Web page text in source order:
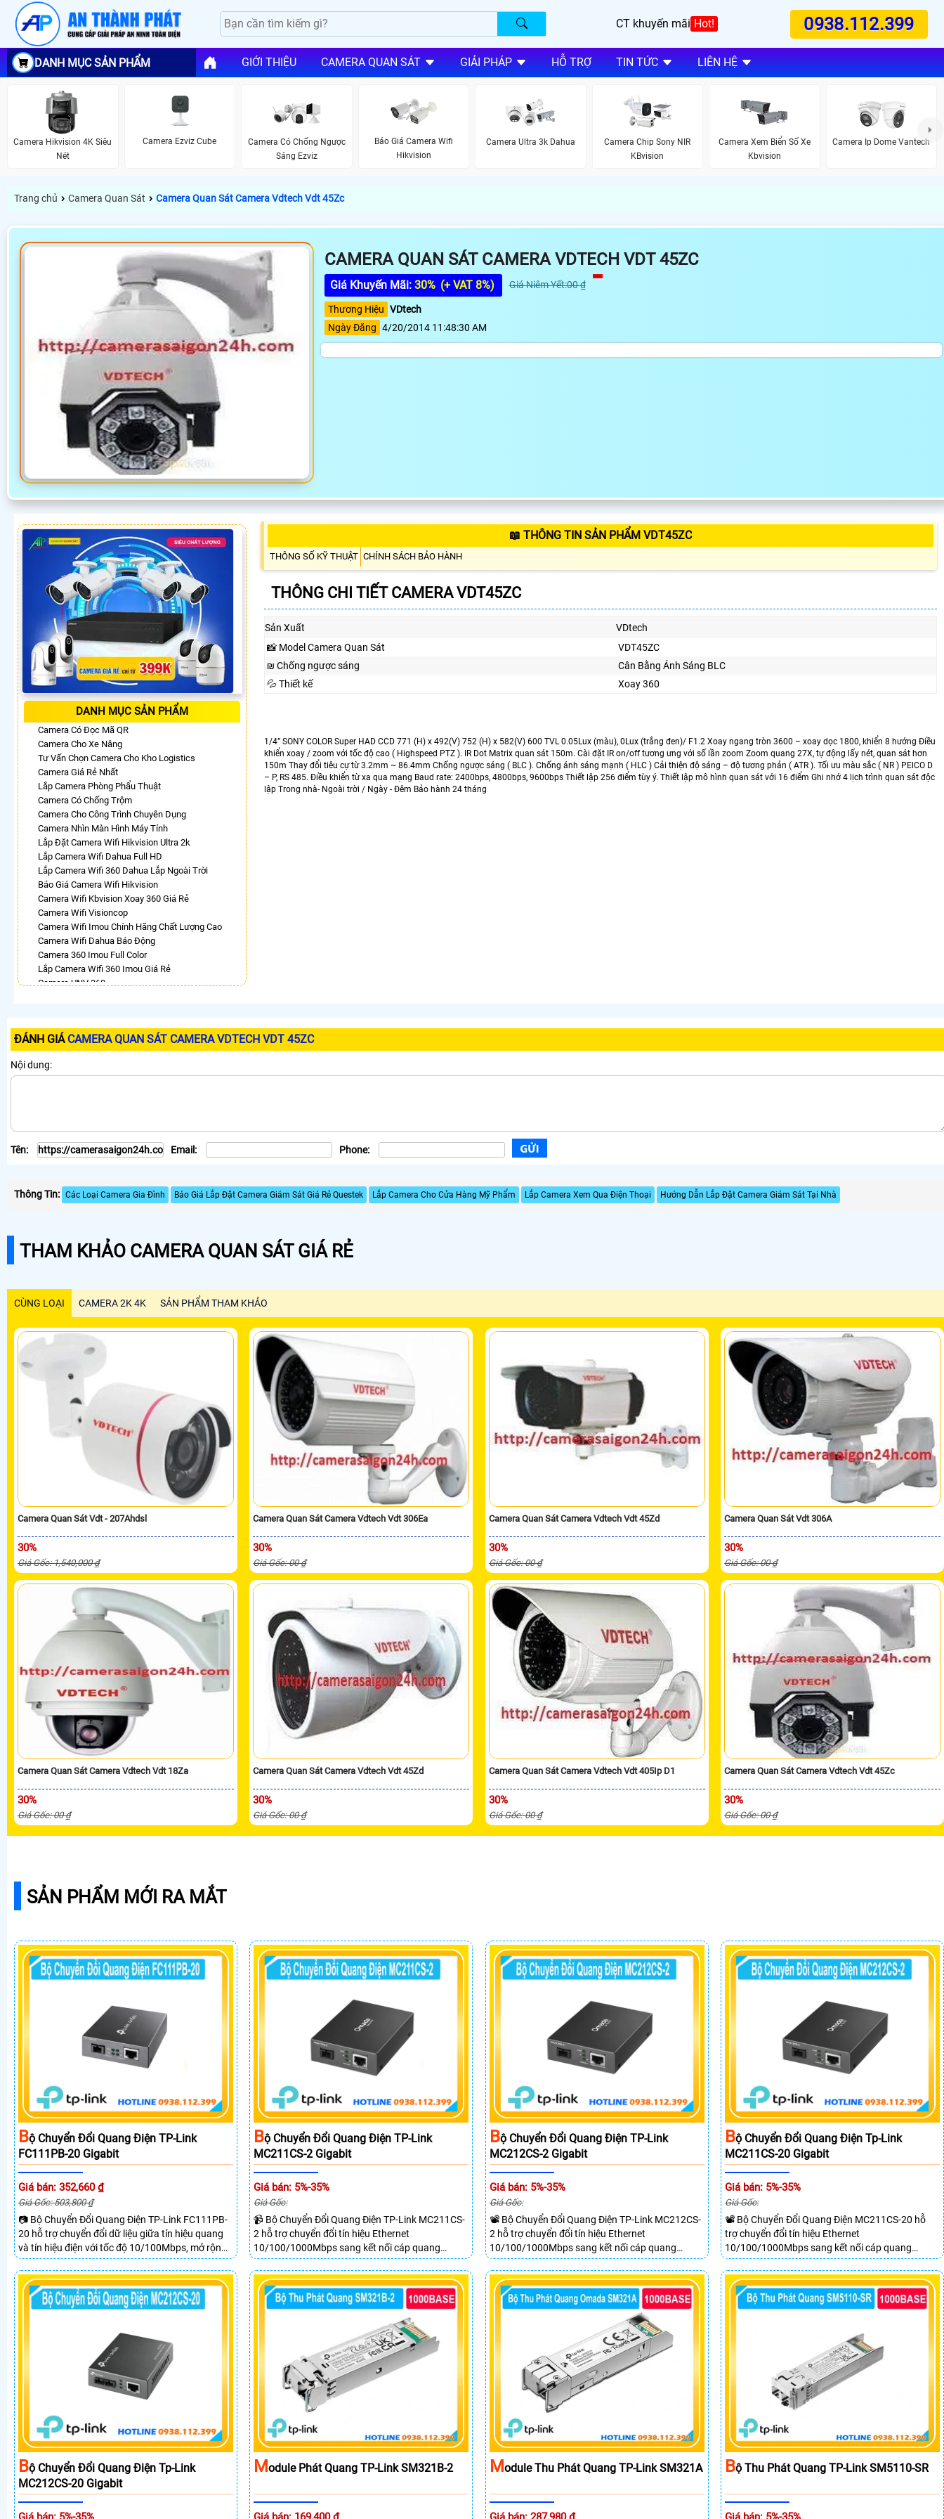
CT khuyến mãi Hot! 0938.112.399
DANH MỤC SẢN PHẨM GIỚI THIỆU CAMERA QUAN SÁT GIẢI PHÁP HỖ TRỢ TIN TỨC LIÊN HỆ
Camera Hikvision 4K Siêu
Nét
Camera Ezviz Cube
Camera Có Chống Ngược
Sáng Ezviz
Báo Giá Camera Wifi
Hikvision
Camera Ultra 3k Dahua
Camera Chip Sony NIR
KBvision
Camera Xem Biển Số Xe
Kbvision
Camera Ip Dome Vantech
Trang chủ › Camera Quan Sát › Camera Quan Sát Camera Vdtech Vdt 45Zc
CAMERA QUAN SÁT CAMERA VDTECH VDT 45ZC
Giá Khuyến Mãi: 30% (+ VAT 8%) Giá Niêm Yết:00 ₫
Thương Hiệu VDtech
Ngày Đăng 4/20/2014 11:48:30 AM
DANH MỤC SẢN PHẨM
Camera Có Đọc Mã QR
Camera Cho Xe Nâng
Tư Vấn Chọn Camera Cho Kho Logistics
Camera Giá Rẻ Nhất
Lắp Camera Phòng Phẩu Thuật
Camera Có Chống Trộm
Camera Cho Công Trình Chuyên Dụng
Camera Nhìn Màn Hình Máy Tính
Lắp Đặt Camera Wifi Hikvision Ultra 2k
Lắp Camera Wifi Dahua Full HD
Lắp Camera Wifi 360 Dahua Lắp Ngoài Trời
Báo Giá Camera Wifi Hikvision
Camera Wifi Kbvision Xoay 360 Giá Rẻ
Camera Wifi Visioncop
Camera Wifi Imou Chính Hãng Chất Lượng Cao
Camera Wifi Dahua Báo Động
Camera 360 Imou Full Color
Lắp Camera Wifi 360 Imou Giá Rẻ
Camera UNV 360
Camera Ip 360 Kbvision
Lắp Camera Wifi Giá Rẻ Chính Hãng
📖 THÔNG TIN SẢN PHẨM VDT45ZC
THÔNG SỐ KỸ THUẬT CHÍNH SÁCH BẢO HÀNH
THÔNG CHI TIẾT CAMERA VDT45ZC
Sản Xuất
VDtech
📸 Model Camera Quan Sát
VDT45ZC
₪ Chống ngược sáng
Cân Bằng Ánh Sáng BLC
💦 Thiết kế
Xoay 360
1/4” SONY COLOR Super HAD CCD 771 (H) x 492(V) 752 (H) x 582(V) 600 TVL 0.05Lux (màu), 0Lux (trắng đen)/ F1.2 Xoay ngang tròn 3600 – xoay dọc 1800, khiển 8 hướng Điều
khiển xoay / zoom với tốc độ cao ( Highspeed PTZ ). IR Dot Matrix quan sát 150m. Cài đặt IR on/off tương ưng với số lần zoom Zoom quang 27X, tự động lấy nét, quan sát hơn
150m Thay đổi tiêu cự từ 3.2mm ~ 86.4mm Chống ngược sáng ( BLC ). Chống ánh sáng mạnh ( HLC ) Cải thiện độ sáng – độ tương phản ( ATR ). Tối ưu màu sắc ( NR ) PElCO D
– P, RS 485. Điều khiển từ xa qua mạng Baud rate: 2400bps, 4800bps, 9600bps Thiết lập 256 điểm tùy ý. Thiết lập mô hình quan sát với 16 điểm Ghi nhớ 4 lịch trình quan sát độc
lập Trong nhà- Ngoài trời / Ngày - Đêm Bảo hành 24 tháng
ĐÁNH GIÁ CAMERA QUAN SÁT CAMERA VDTECH VDT 45ZC
Nội dung:
Tên: Email: Phone:
Thông Tin: Các Loại Camera Gia Đình Báo Giá Lắp Đặt Camera Giám Sát Giá Rẻ Questek Lắp Camera Cho Cửa Hàng Mỹ Phẩm Lắp Camera Xem Qua Điện Thoại Hướng Dẫn Lắp Đặt Camera Giám Sát Tại Nhà
THAM KHẢO CAMERA QUAN SÁT GIÁ RẺ
CÙNG LOẠI CAMERA 2K 4K SẢN PHẨM THAM KHẢO
Camera Quan Sát Vdt - 207Ahdsl
30%
Giá Gốc: 1,540,000 ₫
Camera Quan Sát Camera Vdtech Vdt 306Ea
30%
Giá Gốc: 00 ₫
Camera Quan Sát Camera Vdtech Vdt 45Zd
30%
Giá Gốc: 00 ₫
Camera Quan Sát Vdt 306A
30%
Giá Gốc: 00 ₫
Camera Quan Sát Camera Vdtech Vdt 18Za
30%
Giá Gốc: 00 ₫
Camera Quan Sát Camera Vdtech Vdt 45Zd
30%
Giá Gốc: 00 ₫
Camera Quan Sát Camera Vdtech Vdt 405Ip D1
30%
Giá Gốc: 00 ₫
Camera Quan Sát Camera Vdtech Vdt 45Zc
30%
Giá Gốc: 00 ₫
SẢN PHẨM MỚI RA MẮT
BỘ Chuyển Đổi Quang Điện TP-Link
FC111PB-20 Gigabit
Giá bán: 352,660 ₫
Giá Gốc: 503,800 ₫
📷 Bộ Chuyển Đổi Quang Điện TP-Link FC111PB-
20 hỗ trợ chuyển đổi dữ liệu giữa tín hiệu quang
và tín hiệu điện với tốc độ 10/100Mbps, mở rộng
khoảng cách truyền lên đến 20km. Công nghệ
WDM cho phép truyền nhận dữ liệu trên một sợi
quang.
BỘ Chuyển Đổi Quang Điện TP-Link
MC211CS-2 Gigabit
Giá bán: 5%-35%
Giá Gốc:
📹 Bộ Chuyển Đổi Quang Điện TP-Link MC211CS-
2 hỗ trợ chuyển đổi tín hiệu Ethernet
10/100/1000Mbps sang kết nối cáp quang
Gigabit Single Mode SC WDM hai chiều. Trang bị 1
cổng RJ45 Gigabit Auto MDI/MDIX và 1 cổng SC
Gigabit, hỗ trợ truyền dữ liệu hai chiều đồng thời
lên đến 20km.
BỘ Chuyển Đổi Quang Điện TP-Link
MC212CS-2 Gigabit
Giá bán: 5%-35%
Giá Gốc:
📽 Bộ Chuyển Đổi Quang Điện TP-Link MC212CS-
2 hỗ trợ chuyển đổi tín hiệu Ethernet
10/100/1000Mbps sang kết nối cáp quang
Gigabit Single Mode SC WDM hai chiều. Trang bị 1
cổng RJ45 Gigabit Auto MDI/MDIX và 1 cổng SC
Gigabit truyền dữ liệu hai chiều đồng thời lên đến
20km.
BỘ Chuyển Đổi Quang Điện Tp-Link
MC211CS-20 Gigabit
Giá bán: 5%-35%
Giá Gốc:
📽 Bộ Chuyển Đổi Quang Điện MC211CS-20 hỗ
trợ chuyển đổi tín hiệu Ethernet
10/100/1000Mbps sang kết nối cáp quang
Gigabit Single Mode SC WDM hai chiều. Trang bị 1
cổng RJ45 Gigabit Auto MDI/MDIX và 1 cổng SC
Gigabit hỗ trợ truyền dữ liệu hai chiều đồng thời
lên đến 20km.
BỘ Chuyển Đổi Quang Điện Tp-Link
MC212CS-20 Gigabit
MOdule Phát Quang TP-Link SM321B-2 M Odule Thu Phát Quang TP-Link SM321A BỘ Thu Phát Quang TP-Link SM5110-SR